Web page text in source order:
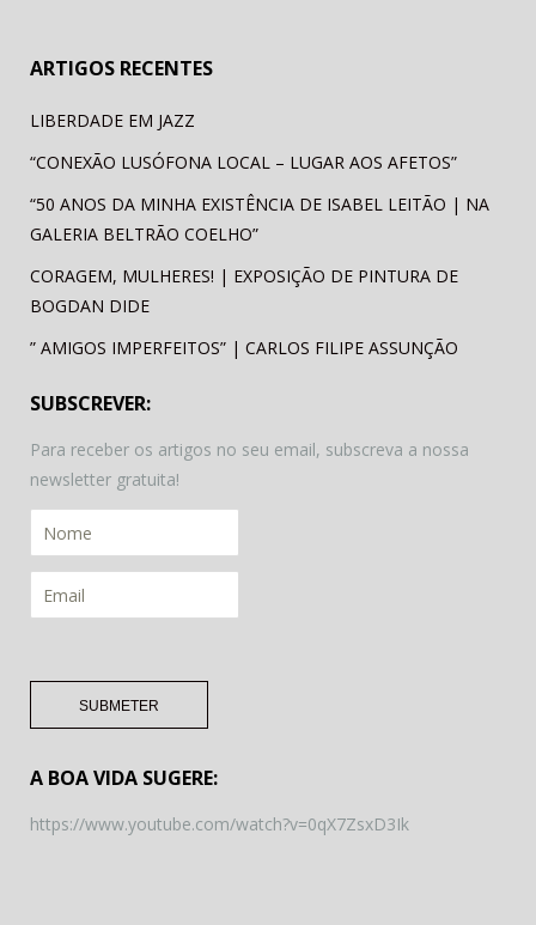
ARTIGOS RECENTES
LIBERDADE EM JAZZ
“CONEXÃO LUSÓFONA LOCAL – LUGAR AOS AFETOS”
“50 ANOS DA MINHA EXISTÊNCIA DE ISABEL LEITÃO | NA
GALERIA BELTRÃO COELHO”
CORAGEM, MULHERES! | EXPOSIÇÃO DE PINTURA DE
BOGDAN DIDE
” AMIGOS IMPERFEITOS” | CARLOS FILIPE ASSUNÇÃO
SUBSCREVER:
Para receber os artigos no seu email, subscreva a nossa
newsletter gratuita!
A BOA VIDA SUGERE:
https://www.youtube.com/watch?v=0qX7ZsxD3Ik